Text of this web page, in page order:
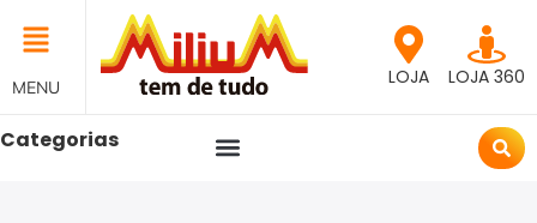
MENU LOJA LOJA 360
Categorias